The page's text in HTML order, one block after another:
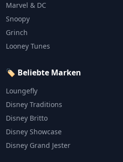
Marvel & DC
Snoopy
Grinch
Looney Tunes
🏷️ Beliebte Marken
Loungefly
Disney Traditions
Disney Britto
Disney Showcase
Disney Grand Jester